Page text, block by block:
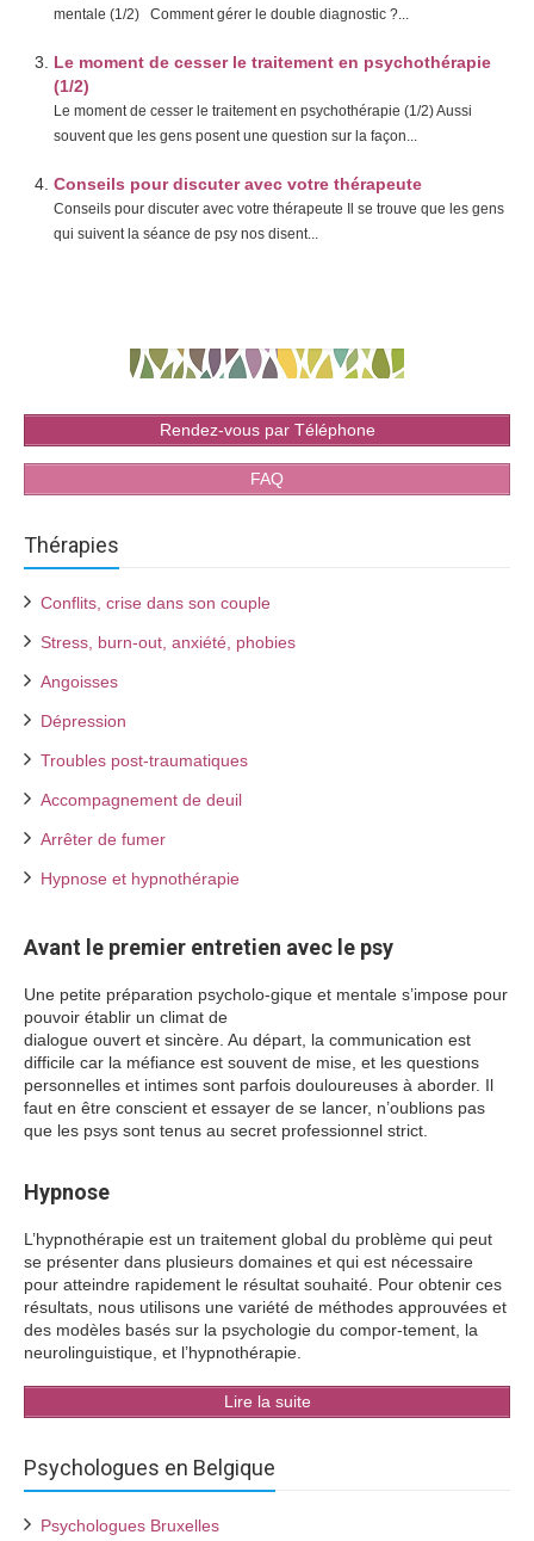
mentale (1/2) Comment gérer le double diagnostic ?...
Le moment de cesser le traitement en psychothérapie
(1/2)
Le moment de cesser le traitement en psychothérapie (1/2) Aussi
souvent que les gens posent une question sur la façon...
Conseils pour discuter avec votre thérapeute
Conseils pour discuter avec votre thérapeute Il se trouve que les gens
qui suivent la séance de psy nos disent...
Rendez-vous par Téléphone
FAQ
Thérapies
Conflits, crise dans son couple
Stress, burn-out, anxiété, phobies
Angoisses
Dépression
Troubles post-traumatiques
Accompagnement de deuil
Arrêter de fumer
Hypnose et hypnothérapie
Avant le premier entretien avec le psy
Une petite préparation psycholo-gique et mentale s’impose pour
pouvoir établir un climat de
dialogue ouvert et sincère. Au départ, la communication est
difficile car la méfiance est souvent de mise, et les questions
personnelles et intimes sont parfois douloureuses à aborder. Il
faut en être conscient et essayer de se lancer, n’oublions pas
que les psys sont tenus au secret professionnel strict.
Hypnose
L’hypnothérapie est un traitement global du problème qui peut
se présenter dans plusieurs domaines et qui est nécessaire
pour atteindre rapidement le résultat souhaité. Pour obtenir ces
résultats, nous utilisons une variété de méthodes approuvées et
des modèles basés sur la psychologie du compor-tement, la
neurolinguistique, et l’hypnothérapie.
Lire la suite
Psychologues en Belgique
Psychologues Bruxelles